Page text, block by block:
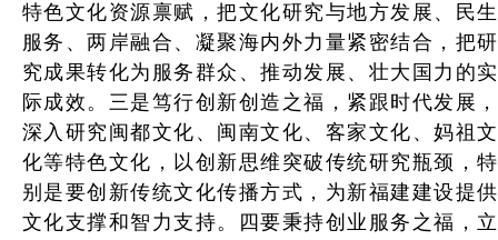
特色文化资源禀赋，把文化研究与地方发展、民生
服务、两岸融合、凝聚海内外力量紧密结合，把研
究成果转化为服务群众、推动发展、壮大国力的实
际成效。三是笃行创新创造之福，紧跟时代发展，
深入研究闽都文化、闽南文化、客家文化、妈祖文
化等特色文化，以创新思维突破传统研究瓶颈，特
别是要创新传统文化传播方式，为新福建建设提供
文化支撑和智力支持。四要秉持创业服务之福，立